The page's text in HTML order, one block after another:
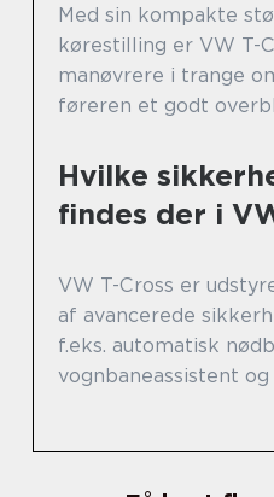
Med sin kompakte
kørestilling er VW T-
manøvrere i trange
føreren et godt
Hvilke
findes der i
VW T-Cross er
af avancerede
f.eks. automatisk
vognbaneassistent